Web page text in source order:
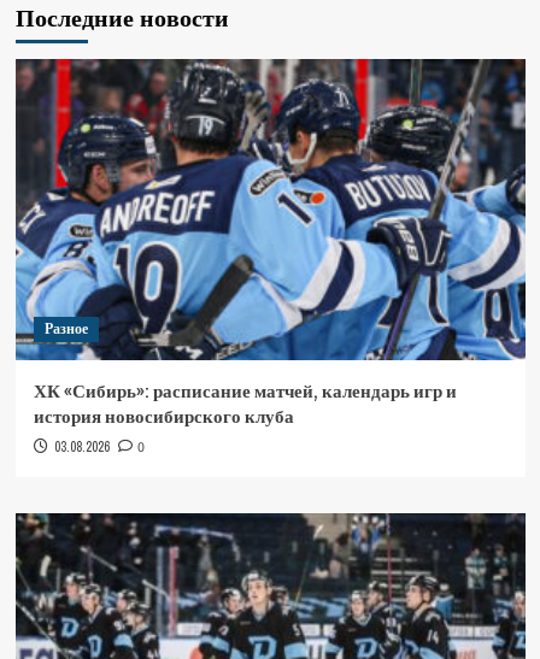
Последние новости
Разное
ХК «Сибирь»: расписание матчей, календарь игр и
история новосибирского клуба
03.08.2026 0